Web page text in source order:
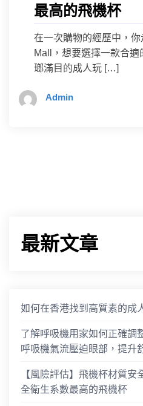
最高的飛機杯
在一次購物的經歷中，
Mall，想要選擇一款合
瑯滿目的成人玩 […]
Admin
最新文章
如何在香港找到高質素的成
了解呼吸機用家如何正確調
呼吸機氣流壓迫眼部，提升
【風險評估】飛機杯材質
全衛生系數最高的飛機杯